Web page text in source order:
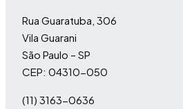
Rua Guaratuba, 306
Vila Guarani
São Paulo – SP
CEP: 04310-050
(11) 3163-0636